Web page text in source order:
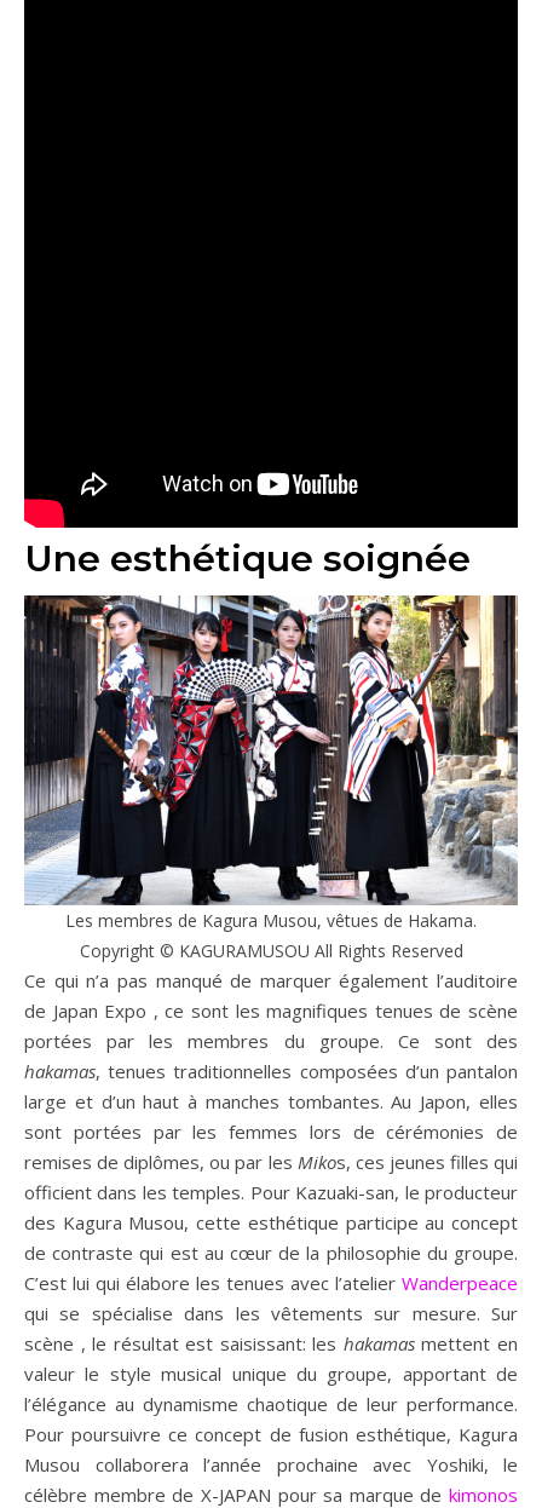
Une esthétique soignée
Les membres de Kagura Musou, vêtues de Hakama.
Copyright © KAGURAMUSOU All Rights Reserved
Ce qui n’a pas manqué de marquer également l’auditoire
de Japan Expo , ce sont les magnifiques tenues de scène
portées par les membres du groupe. Ce sont des
hakamas, tenues traditionnelles composées d’un pantalon
large et d’un haut à manches tombantes. Au Japon, elles
sont portées par les femmes lors de cérémonies de
remises de diplômes, ou par les Mikos, ces jeunes filles qui
officient dans les temples. Pour Kazuaki-san, le producteur
des Kagura Musou, cette esthétique participe au concept
de contraste qui est au cœur de la philosophie du groupe.
C’est lui qui élabore les tenues avec l’atelier Wanderpeace
qui se spécialise dans les vêtements sur mesure. Sur
scène , le résultat est saisissant: les hakamasmettent en
valeur le style musical unique du groupe, apportant de
l’élégance au dynamisme chaotique de leur performance.
Pour poursuivre ce concept de fusion esthétique, Kagura
Musou collaborera l’année prochaine avec Yoshiki, le
célèbre membre de X-JAPAN pour sa marque de kimonos